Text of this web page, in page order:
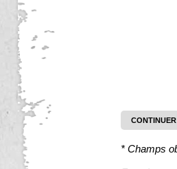
* Champs